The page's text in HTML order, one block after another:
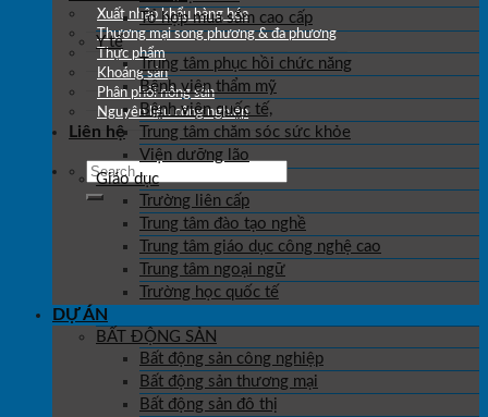
Xuất nhập khẩu hàng hóa
Thương mại song phương & đa phương
Thực phẩm
Khoáng sản
Phân phối nông sản
Nguyên liệu công nghiệp
Liên hệ
Tổ hợp mua sắm cao cấp
Y tế
Trung tâm phục hồi chức năng
Bệnh viện thẩm mỹ
Bệnh viện quốc tế,
Trung tâm chăm sóc sức khỏe
Viện dưỡng lão
Giáo dục
Trường liên cấp
Trung tâm đào tạo nghề
Trung tâm giáo dục công nghệ cao
Trung tâm ngoại ngữ
Trường học quốc tế
DỰ ÁN
BẤT ĐỘNG SẢN
Bất động sản công nghiệp
Bất động sản thương mại
Bất động sản đô thị